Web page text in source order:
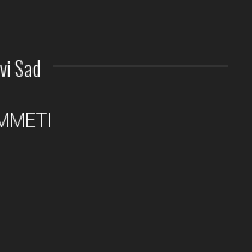
Sad